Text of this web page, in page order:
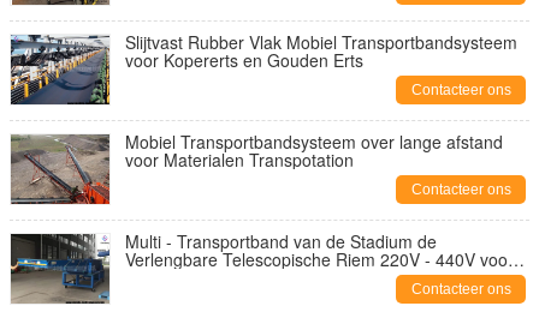
Slijtvast Rubber Vlak Mobiel Transportbandsysteem
voor Kopererts en Gouden Erts
Contacteer ons
Mobiel Transportbandsysteem over lange afstand
voor Materialen Transpotation
Contacteer ons
Multi - Transportband van de Stadium de
Verlengbare Telescopische Riem 220V - 440V voor
Contacteer ons